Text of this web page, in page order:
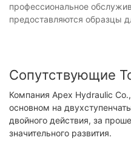
профессиональное
предоставляются образцы
Сопутствующие
Компания Apex Hydraulic
основном на
двойного действия, за
значительного развития.